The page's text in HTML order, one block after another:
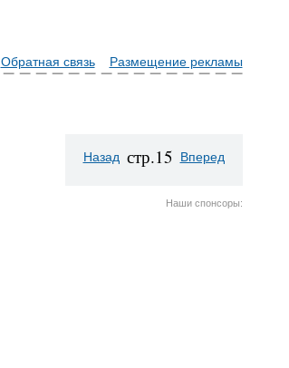
Обратная связь Размещение рекламы
Назад стр.15 Вперед
Наши спонсоры: